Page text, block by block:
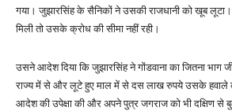
गया। जुझारसिंह के सैनिकों ने उसकी राजधानी को खूब
मिली तो उसके क्रोध की सीमा नहीं रही।
उसने आदेश दिया कि जुझारसिंह ने गोंडवाना का जितना भाग
राज्य में से और लूटे हुए माल में से दस लाख रुपये उसके हवाले
आदेश की उपेक्षा की और अपने पुत्र जगराज को भी दक्षिण से